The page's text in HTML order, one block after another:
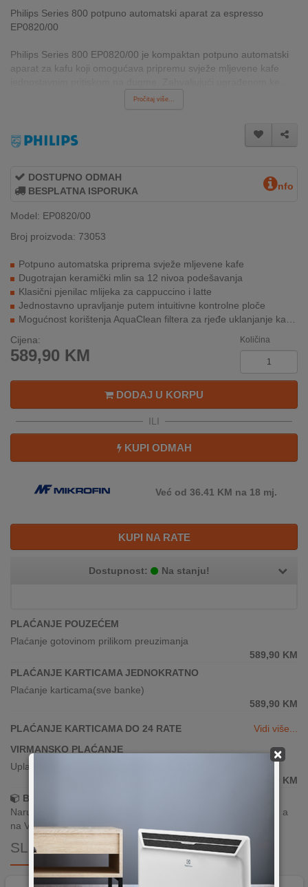
MOJ
AKCIJE
U
KONTAKT
KUPOVINA
NA
RATE
REKLAMACIJA
I
SERVIS
O
NAMA
KATALOZI
KAKO
KUPITI?
INOSTRANSTVA
ENERGETSKE
×
Philips Series 800 potpuno automatski aparat za espresso
EP0820/00
Philips Series 800 EP0820/00 je kompaktan potpuno automatski
aparat za kafu koji omogućava pripremu svježe mljevene kafe
Pročitaj više...
DOSTUPNO ODMAH
BESPLATNA ISPORUKA
nfo
Model: EP0820/00
Broj proizvoda: 73053
Potpuno automatska priprema svježe mljevene kafe
Dugotrajan keramički mlin sa 12 nivoa podešavanja
Klasični pjenilac mlijeka za cappuccino i latte
Jednostavno upravljanje putem intuitivne kontrolne ploče
Mogućnost korištenja AquaClean filtera za rjeđe uklanjanje kamenca
Cijena:
589,90 KM
Količina
DODAJ U KORPU
ILI
KUPI ODMAH
Već od 36.41 KM na 18 mj.
KUPI NA RATE
Dostupnost: Na stanju!
PLAĆANJE POUZEĆEM
Plaćanje gotovinom prilikom preuzimanja
589,90 KM
PLAĆANJE KARTICAMA JEDNOKRATNO
Plaćanje karticama(sve banke)
589,90 KM
PLAĆANJE KARTICAMA DO 24 RATE
Vidi više...
VIRMANSKO PLAĆANJE
Uplata po predračunu putem banke
KM
Brza dostava!
Narudžbe zaprimljene radnim danima do 13h šaljemo isti dan, a
na Vašoj adresi paket je već za 24–48h.
SLIČNI PROIZVODI